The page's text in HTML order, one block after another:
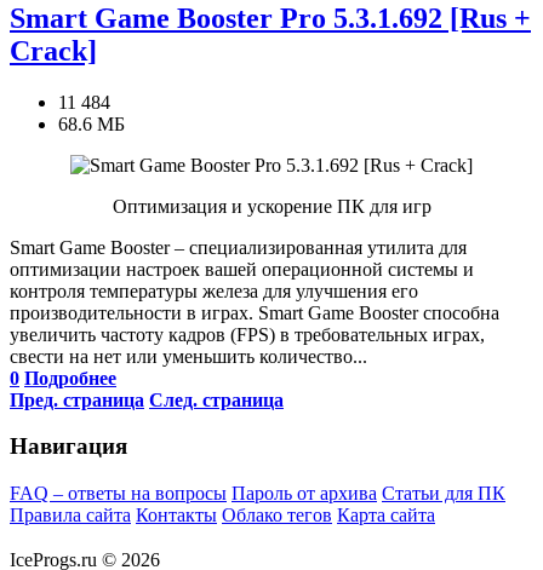
Smart Game Booster Pro 5.3.1.692 [Rus +
Crack]
11 484
68.6 МБ
Оптимизация и ускорение ПК для игр
Smart Game Booster – специализированная утилита для
оптимизации настроек вашей операционной системы и
контроля температуры железа для улучшения его
производительности в играх. Smart Game Booster способна
увеличить частоту кадров (FPS) в требовательных играх,
свести на нет или уменьшить количество...
0 Подробнее
Пред. страница След. страница
Навигация
FAQ – ответы на вопросы Пароль от архива Статьи для ПК
Правила сайта Контакты Облако тегов Карта сайта
IceProgs.ru © 2026